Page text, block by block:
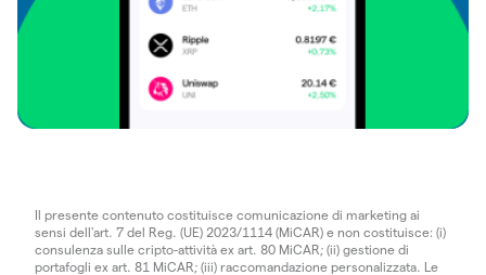
Il presente contenuto costituisce comunicazione di marketing ai
sensi dell'art. 7 del Reg. (UE) 2023/1114 (MiCAR) e non costituisce: (i)
consulenza sulle cripto-attività ex art. 80 MiCAR; (ii) gestione di
portafogli ex art. 81 MiCAR; (iii) raccomandazione personalizzata. Le